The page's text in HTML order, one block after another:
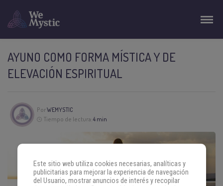
AYUNO COMO FORMA MÍSTICA Y DE
ELEVACIÓN ESPIRITUAL
PorWEMYSTIC
Tiempo de lectura:4 min
Este sitio web utiliza cookies necesarias, analíticas y
publicitarias para mejorar la experiencia de navegación
del Usuario, mostrar anuncios de interés y recopilar